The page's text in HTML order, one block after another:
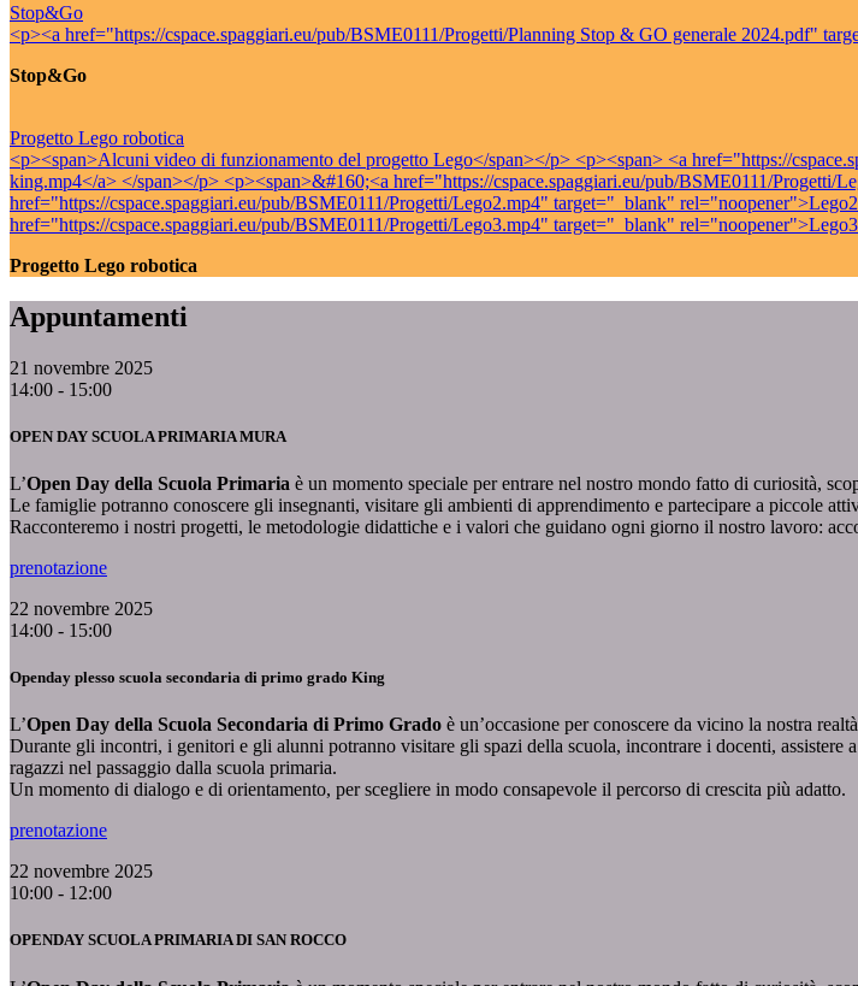
Stop&Go
<p><a href="https://cspace.spaggiari.eu/pub/BSME0111/Progetti/Planning Stop & GO generale 2024.pdf"
Stop&Go
Progetto Lego robotica
<p><span>Alcuni video di funzionamento del progetto Lego</span></p> <p><span> <a href="https://
king.mp4</a> </span></p> <p><span>&#160;<a href="https://cspace.spaggiari.eu/pub/BSME0111/
href="https://cspace.spaggiari.eu/pub/BSME0111/Progetti/Lego2.mp4" target="_blank"
href="https://cspace.spaggiari.eu/pub/BSME0111/Progetti/Lego3.mp4" target="_blank"
Progetto Lego robotica
Appuntamenti
21 novembre 2025
14:00 - 15:00
OPEN DAY SCUOLA PRIMARIA MURA
L’Open Day della Scuola Primaria è un momento speciale per entrare nel nostro mondo fatto di curiosità,
Le famiglie potranno conoscere gli insegnanti, visitare gli ambienti di apprendimento e partecipare a piccole
Racconteremo i nostri progetti, le metodologie didattiche e i valori che guidano ogni giorno il nostro lavoro:
prenotazione
22 novembre 2025
14:00 - 15:00
Openday plesso scuola secondaria di primo grado King
L’Open Day della Scuola Secondaria di Primo Grado è un’occasione per conoscere da vicino la nostra
Durante gli incontri, i genitori e gli alunni potranno visitare gli spazi della scuola, incontrare i docenti,
ragazzi nel passaggio dalla scuola primaria.
Un momento di dialogo e di orientamento, per scegliere in modo consapevole il percorso di crescita più adatto.
prenotazione
22 novembre 2025
10:00 - 12:00
OPENDAY SCUOLA PRIMARIA DI SAN ROCCO